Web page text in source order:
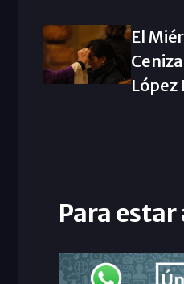
El
López
Para estar